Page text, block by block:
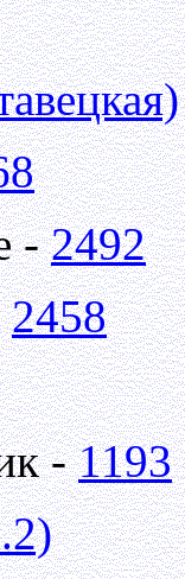
-2492
2458
-1193